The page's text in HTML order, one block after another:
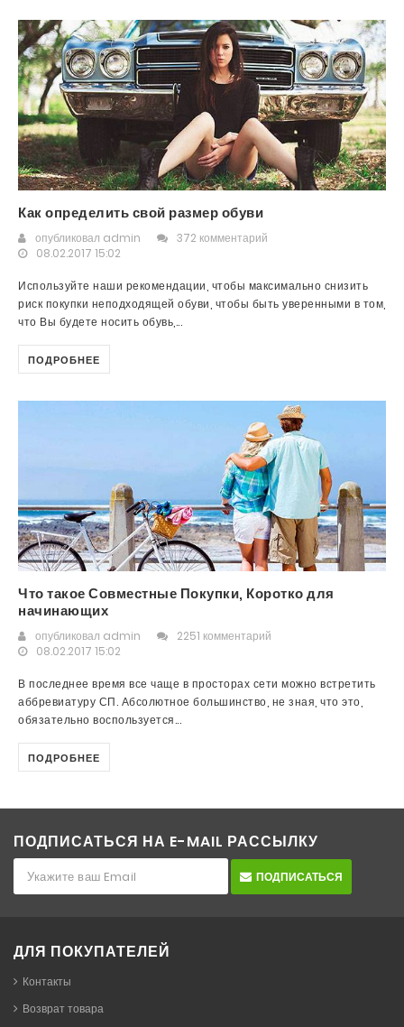
Как определить свой размер обуви
опубликовал admin
372 комментарий
08.02.2017 15:02
Используйте наши рекомендации, чтобы максимально снизить
риск покупки неподходящей обуви, чтобы быть уверенными в том,
что Вы будете носить обувь,...
ПОДРОБНЕЕ
Что такое Совместные Покупки, Коротко для
начинающих
опубликовал admin
2251 комментарий
08.02.2017 15:02
В последнее время все чаще в просторах сети можно встретить
аббревиатуру СП. Абсолютное большинство, не зная, что это,
обязательно воспользуется...
ПОДРОБНЕЕ
ПОДПИСАТЬСЯ НА E-MAIL РАССЫЛКУ
ПОДПИСАТЬСЯ
ДЛЯ ПОКУПАТЕЛЕЙ
Контакты
Возврат товара